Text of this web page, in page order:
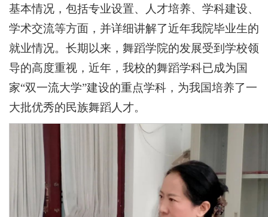
基本情况，包括专业设置、人才培养、学科建设、
学术交流等方面，并详细讲解了近年我院毕业生的
就业情况。长期以来，舞蹈学院的发展受到学校领
导的高度重视，近年，我校的舞蹈学科已成为国
家“双一流大学”建设的重点学科，为我国培养了一
大批优秀的民族舞蹈人才。